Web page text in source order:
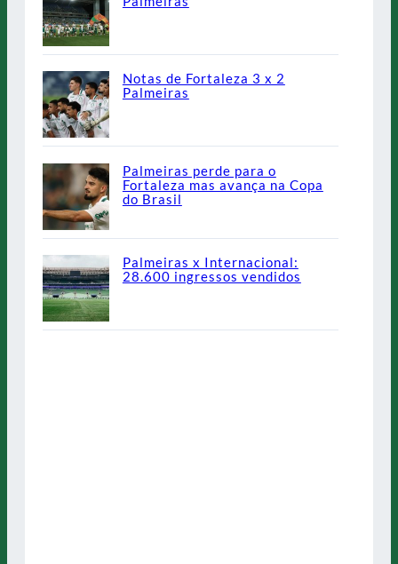
Notas de Fortaleza 3 x 2
Palmeiras
Palmeiras perde para o
Fortaleza mas avança na Copa
do Brasil
Palmeiras x Internacional:
28.600 ingressos vendidos